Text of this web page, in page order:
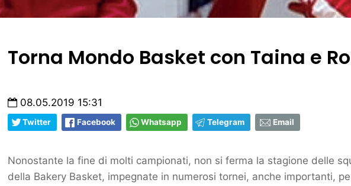
Torna Mondo Basket con Taina e
08.05.2019 15:31
Twitter Facebook Whatsapp Telegram Email
Nonostante la fine di molti campionati, non si ferma la stagione delle
della Bakery Basket, impegnate in numerosi tornei, anche importanti,